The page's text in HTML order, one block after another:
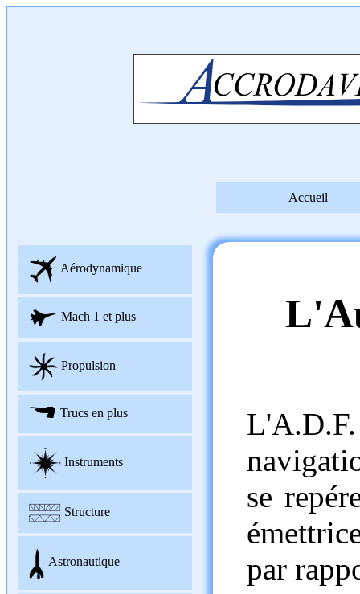
Accueil
Aérodynamique
Mach 1 et plus
Propulsion
Trucs en plus
Instruments
Structure
Astronautique
se
par